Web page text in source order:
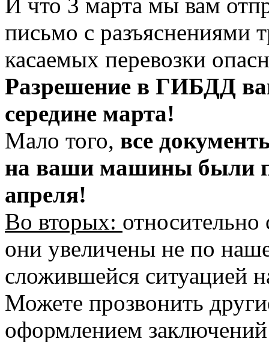
И что 3 марта мы вам
письмо с разъяснениями
касаемых перевозки
Разрешение в ГИБДД
середине марта!
Мало того, все
на ваши машины были
апреля!
Во вторых:
они увеличены не по
сложившейся ситуацией
Можете прозвонить
оформлением